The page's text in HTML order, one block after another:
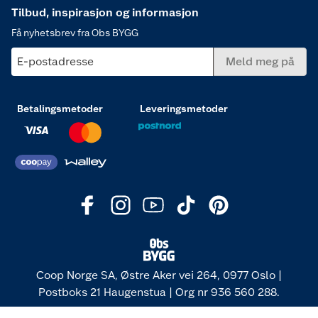
Tilbud, inspirasjon og informasjon
Få nyhetsbrev fra Obs BYGG
E-postadresse Meld meg på
Betalingsmetoder Leveringsmetoder
Coop Norge SA, Østre Aker vei 264, 0977 Oslo |
Postboks 21 Haugenstua | Org nr 936 560 288.